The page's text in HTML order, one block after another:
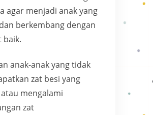
agar menjadi anak yang
berkembang dengan
baik.
anak-anak yang tidak
zat besi yang
mengalami
zat